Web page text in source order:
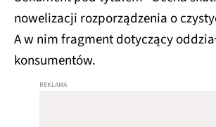
nowelizacji rozporządzenia o
A w nim fragment dotyczący
konsumentów.